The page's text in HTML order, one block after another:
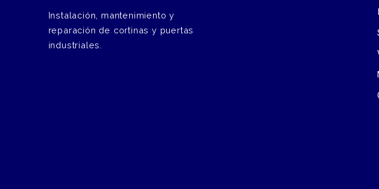
Instalación, mantenimiento y
reparación de cortinas y puertas
industriales.